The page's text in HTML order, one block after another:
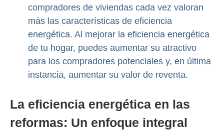
compradores de viviendas cada vez valoran
más las características de eficiencia
energética. Al mejorar la eficiencia energética
de tu hogar, puedes aumentar su atractivo
para los compradores potenciales y, en última
instancia, aumentar su valor de reventa.
La eficiencia energética en las
reformas: Un enfoque integral